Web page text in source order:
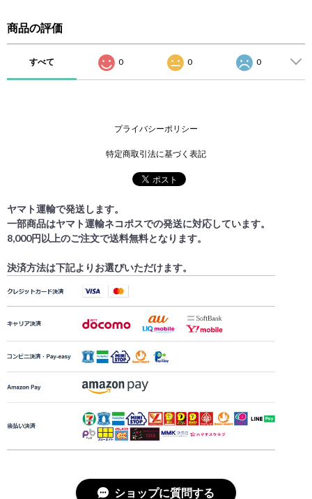
商品の評価
すべて 0 0 0
プライバシーポリシー
特定商取引法に基づく表記
ヤマト運輸で発送します。
一部商品はヤマト運輸ネコポスでの発送に対応しています。
8,000円以上のご注文で送料無料となります。
決済方法は下記よりお選びいただけます。
ショップに質問する